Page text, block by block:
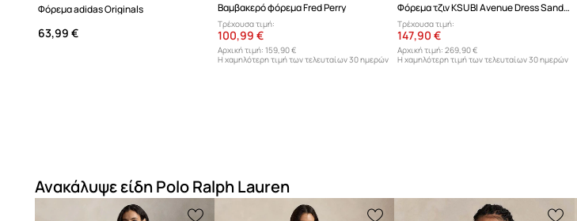
Φόρεμα adidas Originals
63,99 €
Βαμβακερό φόρεμα Fred Perry
Τρέχουσα τιμή:
100,99 €
Αρχική τιμή: 159,90 €
Η χαμηλότερη τιμή των τελευταίων 30 ημερών
Φόρεμα τζιν KSUBI Avenue Dress Sandstorm
Τρέχουσα τιμή:
147,90 €
Αρχική τιμή: 269,90 €
Η χαμηλότερη τιμή των τελευταίων 30 ημερών
Ανακάλυψε είδη Polo Ralph Lauren